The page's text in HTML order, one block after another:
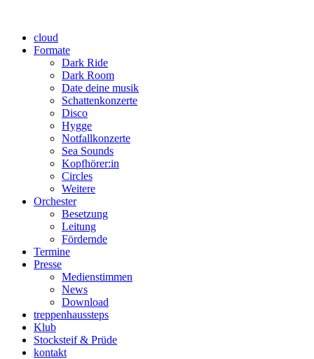
cloud
Formate
Dark Ride
Dark Room
Date deine musik
Schattenkonzerte
Disco
Hygge
Notfallkonzerte
Sea Sounds
Kopfhörer:in
Circles
Weitere
Orchester
Besetzung
Leitung
Fördernde
Termine
Presse
Medienstimmen
News
Download
treppenhaussteps
Klub
Stocksteif & Prüde
kontakt